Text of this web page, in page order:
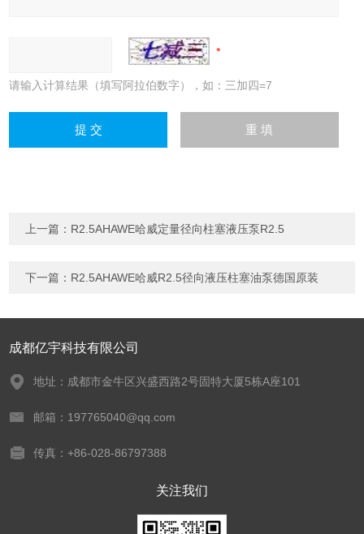
请输入计算结果（填写阿拉伯数字），如：三加四=7
上一篇： R2.5AHAWE哈威定量径向柱塞液压泵R2.5
下一篇： R2.5AHAWE哈威R2.5径向液压柱塞油泵德国原装
成都亿宇科技有限公司
地址：成都市金牛区兴盛西路2号固特大厦5栋A座101
邮箱：197765040@qq.com
传真：+86-028-86797388
关注我们